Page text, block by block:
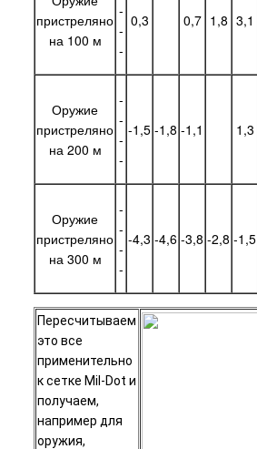
пристреляно
на 100 м
-
-
-
0,3 0,7 1,8 3,1
Оружие
пристреляно
на 200 м
-
-
-
-
-1,5 -1,8 -1,1 1,3
Оружие
пристреляно
на 300 м
-
-
-
-
-4,3 -4,6 -3,8 -2,8 -1,5
Пересчитываем
это все
применительно
к сетке Mil-Dot и
получаем,
например для
оружия,